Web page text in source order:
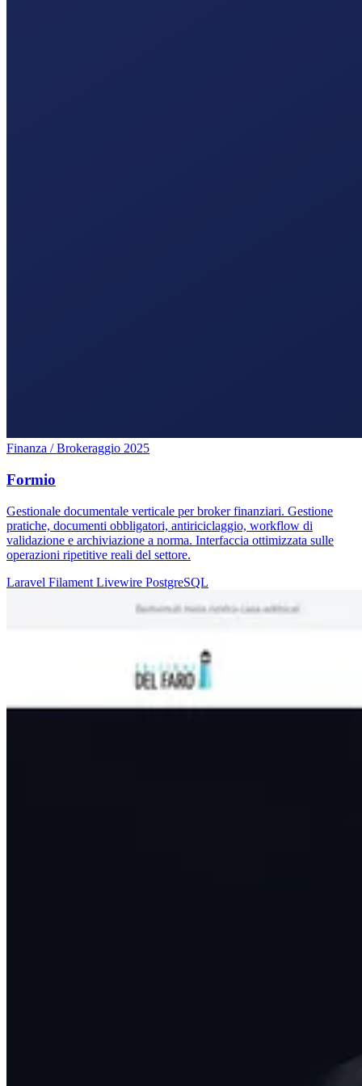
Finanza / Brokeraggio 2025
Formio
Gestionale documentale verticale per broker finanziari. Gestione
pratiche, documenti obbligatori, antiriciclaggio, workflow di
validazione e archiviazione a norma. Interfaccia ottimizzata sulle
operazioni ripetitive reali del settore.
Laravel Filament Livewire PostgreSQL